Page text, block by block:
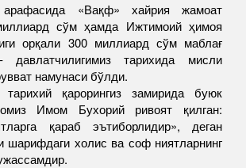
«Вақф» хайрия жамоат
сўм ҳамда Ижтимоий ҳимоя
орқали 300 миллиард сўм маблағ
тарихида мисли
намунаси бўлди.
қарорингиз замирида буюк
Имом Бухорий ривоят қилган:
қараб эътиборлидир», деган
шарифдаги холис ва соф ниятларнинг